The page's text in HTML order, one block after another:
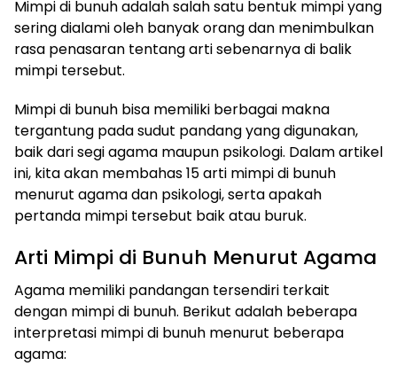
Mimpi di bunuh adalah salah satu bentuk mimpi yang
sering dialami oleh banyak orang dan menimbulkan
rasa penasaran tentang arti sebenarnya di balik
mimpi tersebut.
Mimpi di bunuh bisa memiliki berbagai makna
tergantung pada sudut pandang yang digunakan,
baik dari segi agama maupun psikologi. Dalam artikel
ini, kita akan membahas 15 arti mimpi di bunuh
menurut agama dan psikologi, serta apakah
pertanda mimpi tersebut baik atau buruk.
Arti Mimpi di Bunuh Menurut Agama
Agama memiliki pandangan tersendiri terkait
dengan mimpi di bunuh. Berikut adalah beberapa
interpretasi mimpi di bunuh menurut beberapa
agama: